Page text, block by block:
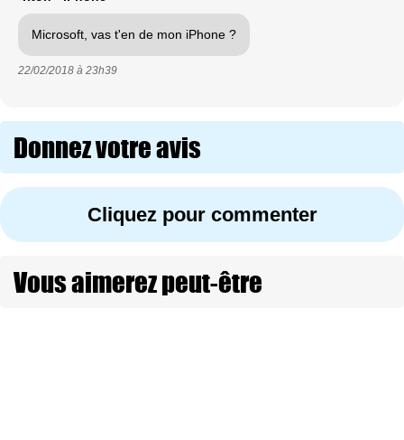
Microsoft, vas t'en de mon iPhone ?
22/02/2018 à 23h39
Donnez votre avis
Cliquez pour commenter
Vous aimerez peut-être